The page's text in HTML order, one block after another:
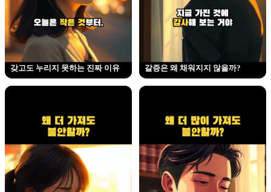
갖고도 누리지 못하는 진짜 이유 갈증은 왜 채워지지 않을까?